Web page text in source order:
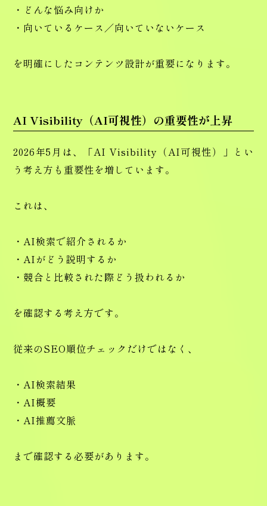
・どんな悩み向けか
・向いているケース／向いていないケース
を明確にしたコンテンツ設計が重要になります。
AI Visibility（AI可視性）の重要性が上昇
2026年5月は、「AI Visibility（AI可視性）」とい
う考え方も重要性を増しています。
これは、
・AI検索で紹介されるか
・AIがどう説明するか
・競合と比較された際どう扱われるか
を確認する考え方です。
従来のSEO順位チェックだけではなく、
・AI検索結果
・AI概要
・AI推薦文脈
まで確認する必要があります。